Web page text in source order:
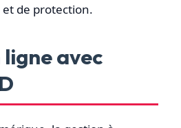
de protection.
avec